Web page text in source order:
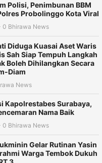
Polisi, Penimbunan BBM
Probolinggo Kota Viral
0 Bhirawa News
Diduga Kuasai Aset Waris
Sah Siap Tempuh Langkah
Boleh Dihilangkan Secara
Diam
News
Kapolrestabes Surabaya,
Nama Baik
0 Bhirawa News
Gelar Rutinan Yasin
Warga Tembok Dukuh